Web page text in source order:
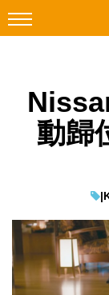
Facebook
科技焦點
教學評測
EduTech
IT Times
動歸
|